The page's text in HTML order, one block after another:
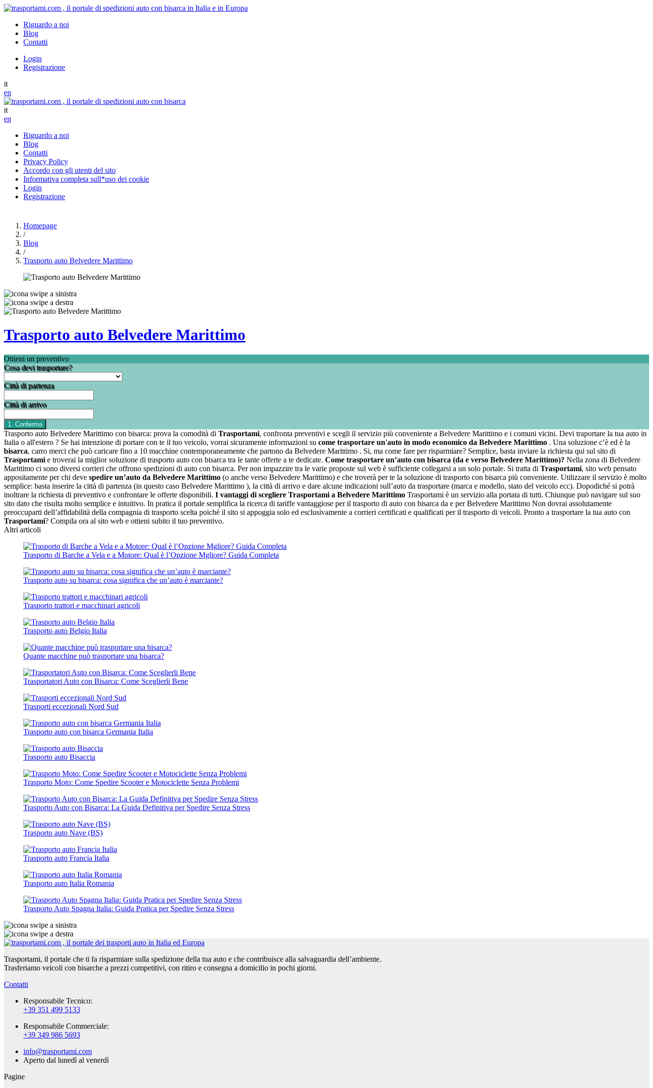
Riguardo a noi
Blog
Contatti
Login
Registrazione
it
en
it
en
Riguardo a noi
Blog
Contatti
Privacy Policy
Accordo con gli utenti del sito
Informativa completa sull*uso dei cookie
Login
Registrazione
Homepage
/
Blog
/
Trasporto auto Belvedere Marittimo
Trasporto auto Belvedere Marittimo
Ottieni un preventivo
Cosa devi trasportare?
Città di partenza
Città di arrivo
Trasporto auto Belvedere Marittimo con bisarca: prova la comodità di Trasportami, confronta preventivi e scegli il servizio più conveniente a Belvedere Marittimo e i comuni vicini. Devi traportare la tua auto in
Italia o all'estero ? Se hai intenzione di portare con te il tuo veicolo, vorrai sicuramente informazioni su come trasportare un'auto in modo economico da Belvedere Marittimo . Una soluzione c’è ed è la
bisarca, carro merci che può caricare fino a 10 macchine contemporaneamente che partono da Belvedere Marittimo . Si, ma come fare per risparmiare? Semplice, basta inviare la richiesta qui sul sito di
Trasportami e troverai la miglior soluzione di trasporto auto con bisarca tra le tante offerte a te dedicate. Come trasportare un’auto con bisarca (da e verso Belvedere Marittimo)? Nella zona di Belvedere
Marittimo ci sono diversi corrieri che offrono spedizioni di auto con bisarca. Per non impazzire tra le varie proposte sul web è sufficiente collegarsi a un solo portale. Si tratta di Trasportami, sito web pensato
appositamente per chi deve spedire un’auto da Belvedere Marittimo (o anche verso Belvedere Marittimo) e che troverà per te la soluzione di trasporto con bisarca più conveniente. Utilizzare il servizio è molto
semplice: basta inserire la città di partenza (in questo caso Belvedere Marittimo ), la città di arrivo e dare alcune indicazioni sull’auto da trasportare (marca e modello, stato del veicolo ecc). Dopodiché si potrà
inoltrare la richiesta di preventivo e confrontare le offerte disponibili. I vantaggi di scegliere Trasportami a Belvedere Marittimo Trasportami è un servizio alla portata di tutti. Chiunque può navigare sul suo
sito dato che risulta molto semplice e intuitivo. In pratica il portale semplifica la ricerca di tariffe vantaggiose per il trasporto di auto con bisarca da e per Belvedere Marittimo Non dovrai assolutamente
preoccuparti dell’affidabilità della compagnia di trasporto scelta poiché il sito si appoggia solo ed esclusivamente a corrieri certificati e qualificati per il trasporto di veicoli. Pronto a trasportare la tua auto con
Trasportami? Compila ora al sito web e ottieni subito il tuo preventivo.
Altri articoli
Trasporto di Barche a Vela e a Motore: Qual è l’Opzione Mgliore? Guida Completa
Trasporto auto su bisarca: cosa significa che un’auto è marciante?
Trasporto trattori e macchinari agricoli
Trasporto auto Belgio Italia
Quante macchine può trasportare una bisarca?
Trasportatori Auto con Bisarca: Come Sceglierli Bene
Trasporti eccezionali Nord Sud
Trasporto auto con bisarca Germania Italia
Trasporto auto Bisaccia
Trasporto Moto: Come Spedire Scooter e Motociclette Senza Problemi
Trasporto Auto con Bisarca: La Guida Definitiva per Spedire Senza Stress
Trasporto auto Nave (BS)
Trasporto auto Francia Italia
Trasporto auto Italia Romania
Trasporto Auto Spagna Italia: Guida Pratica per Spedire Senza Stress
Trasportami, il portale che ti fa risparmiare sulla spedizione della tua auto e che contribuisce alla salvaguardia dell’ambiente.
Trasferiamo veicoli con bisarche a prezzi competitivi, con ritiro e consegna a domicilio in pochi giorni.
Contatti
Responsabile Tecnico:
+39 351 499 5133
Responsabile Commerciale:
+39 349 986 5693
info@trasportami.com
Aperto dal lunedì al venerdì
Pagine